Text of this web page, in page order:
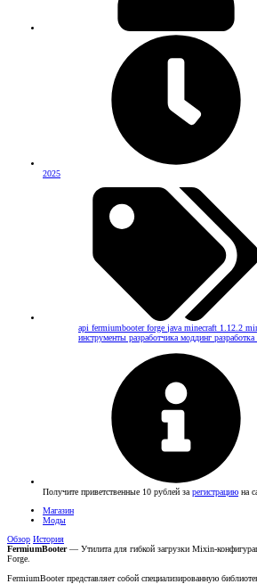
2025
api fermiumbooterforge java minecraft 1.12.2
инструменты разработчика моддинг
Получите приветственные 10 рублей за регистрацию на
Магазин
Моды
Обзор История
FermiumBooter— Утилита для гибкой загрузки Mixin-
Forge.
FermiumBooter представляет собой специализированную